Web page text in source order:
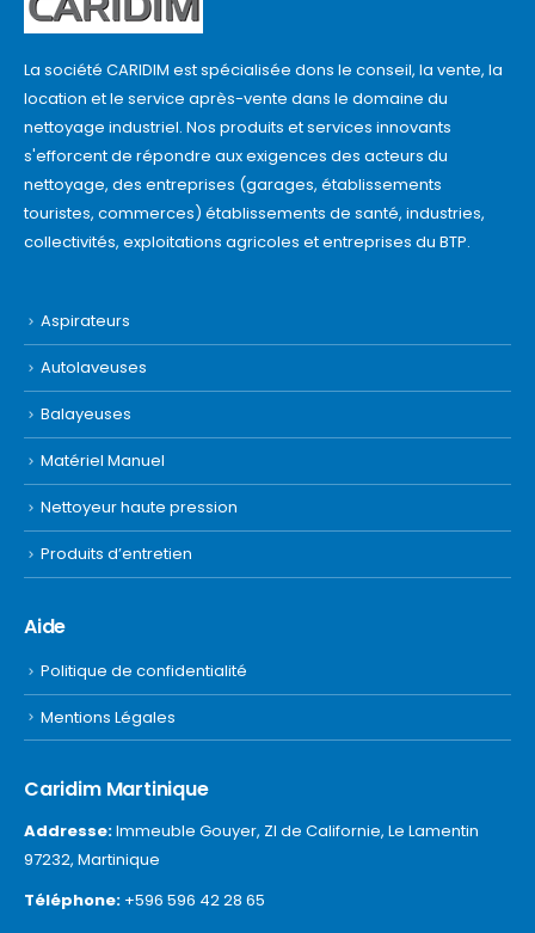
La société CARIDIM est spécialisée dons le conseil, la vente, la
location et le service après-vente dans le domaine du
nettoyage industriel. Nos produits et services innovants
s'efforcent de répondre aux exigences des acteurs du
nettoyage, des entreprises (garages, établissements
touristes, commerces) établissements de santé, industries,
collectivités, exploitations agricoles et entreprises du BTP.
Aspirateurs
Autolaveuses
Balayeuses
Matériel Manuel
Nettoyeur haute pression
Produits d’entretien
Aide
Politique de confidentialité
Mentions Légales
Caridim Martinique
Addresse:Immeuble Gouyer, ZI de Californie, Le Lamentin
97232, Martinique
Téléphone: +596 596 42 28 65